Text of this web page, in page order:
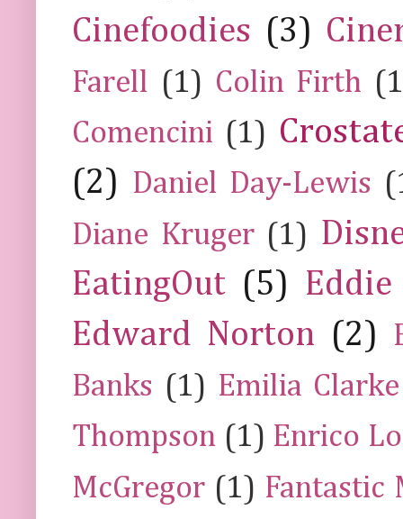
Cinefoodies (3)
Farell (1) Colin Firth
Comencini (1)
(2) Daniel Day-Lewis
Diane Kruger (1)
EatingOut (5) Eddie
Edward Norton (2)
Banks (1) Emilia Clarke
Thompson (1) Enrico
McGregor (1) Fantastic